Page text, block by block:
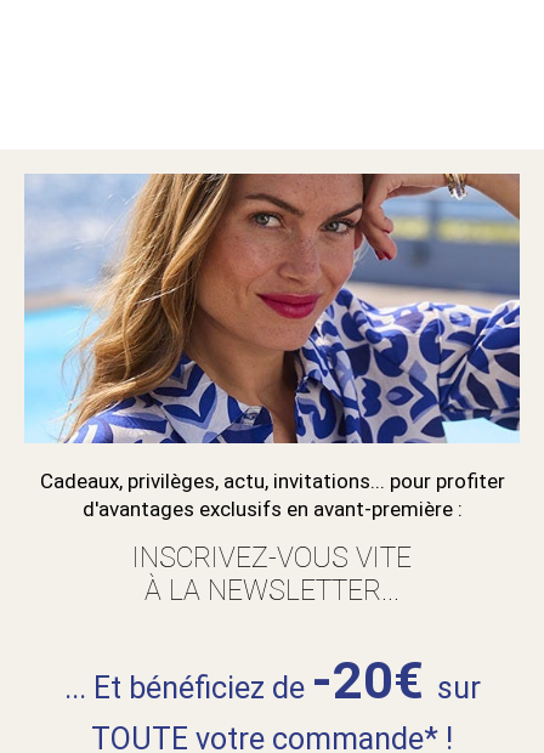
Cadeaux, privilèges, actu, invitations... pour profiter
d'avantages exclusifs en avant-première :
INSCRIVEZ-VOUS VITE
À LA NEWSLETTER...
... Et bénéficiez de -20€ sur
TOUTE votre commande* !